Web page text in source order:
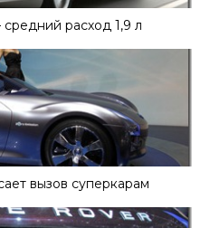
расход 1,9 л
вызов суперкарам